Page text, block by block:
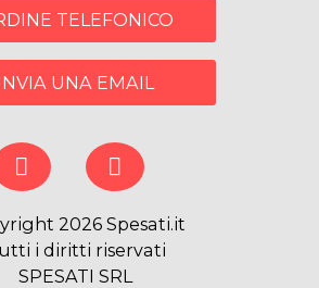
TELEFONICO
UNA EMAIL
2026 Spesati.it
i diritti riservati
SPESATI SRL